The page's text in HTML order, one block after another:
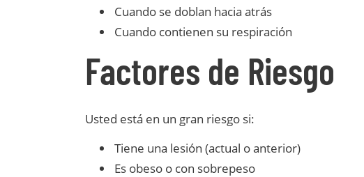
Cuando se doblan hacia atrás
Cuando contienen su respiración
Factores de Riesgo
Usted está en un gran riesgo si:
Tiene una lesión (actual o anterior)
Es obeso o con sobrepeso